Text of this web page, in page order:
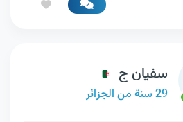
سفيان ج
29 سنة من الجزائر